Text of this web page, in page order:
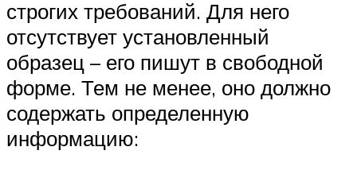
строгих требований. Для него
отсутствует установленный
образец – его пишут в свободной
форме. Тем не менее, оно должно
содержать определенную
информацию: